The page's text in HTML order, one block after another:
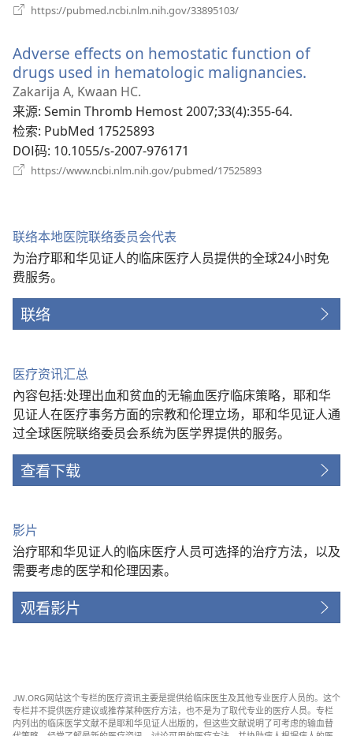
https://pubmed.ncbi.nlm.nih.gov/33895103/
窗
口）
Adverse effects on hemostatic function of
drugs used in hematologic malignancies.
Zakarija A, Kwaan HC.
来源‎: Semin Thromb Hemost 2007;33(4):355-64.
检索‎: PubMed 17525893
DOI码‎: 10.1055/s-2007-976171
https://www.ncbi.nlm.nih.gov/pubmed/17525893
联络本地医院联络委员会代表
为治疗耶和华见证人的临床医疗人员提供的全球24小时免
费服务。
联络
医疗资讯汇总
內容包括:处理出血和贫血的无输血医疗临床策略，耶和华
见证人在医疗事务方面的宗教和伦理立场，耶和华见证人通
过全球医院联络委员会系统为医学界提供的服务。
查看下载
影片
治疗耶和华见证人的临床医疗人员可选择的治疗方法，以及
需要考虑的医学和伦理因素。
观看影片
JW.ORG网站这个专栏的医疗资讯主要是提供给临床医生及其他专业医疗人员的。这个
专栏并不提供医疗建议或推荐某种医疗方法，也不是为了取代专业的医疗人员。专栏
内列出的临床医学文献不是耶和华见证人出版的，但这些文献说明了可考虑的输血替